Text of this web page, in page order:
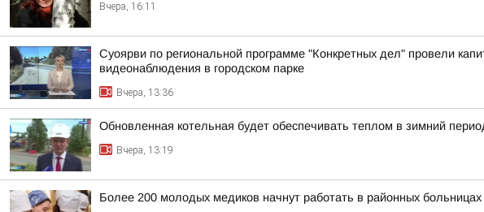
Вчера, 16:11
Суоярви по региональной программе "Конкретных дел" провели
видеонаблюдения в городском парке
Вчера, 13:36
Обновленная котельная будет обеспечивать теплом в зимний
Вчера, 13:19
Более 200 молодых медиков начнут работать в районных